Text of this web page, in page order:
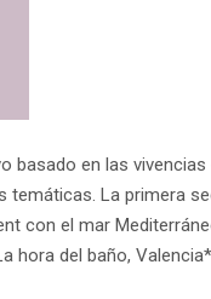
basado en las
La primera
con el mar
hora del baño,